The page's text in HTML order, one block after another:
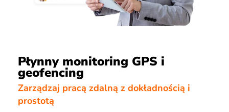
Płynny monitoring GPS i
geofencing
Zarządzaj pracą zdalną z dokładnością i
prostotą